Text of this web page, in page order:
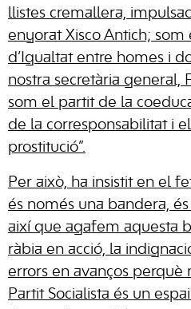
llistes cremallera,
enyorat Xisco Antich;
d’Igualtat entre homes i
nostra secretària general,
som el partit de la
de la corresponsabilitat i
prostitució”.
Per això, ha insistit en el
és només una bandera, és
així que agafem aquesta
ràbia en acció, la
errors en avanços
Partit Socialista és un